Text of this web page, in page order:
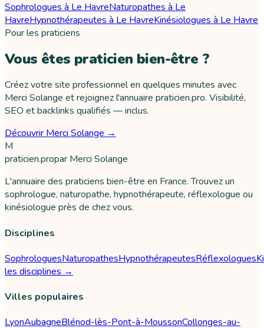
Sophrologues à Le HavreNaturopathes à Le
HavreHypnothérapeutes à Le HavreKinésiologues à Le Havre
Pour les praticiens
Vous êtes praticien bien-être ?
Créez votre site professionnel en quelques minutes avec
Merci Solange et rejoignez l'annuaire praticien.pro. Visibilité,
SEO et backlinks qualifiés — inclus.
Découvrir Merci Solange →
M
praticien.propar Merci Solange
L'annuaire des praticiens bien-être en France. Trouvez un
sophrologue, naturopathe, hypnothérapeute, réflexologue ou
kinésiologue près de chez vous.
Disciplines
SophrologuesNaturopathesHypnothérapeutesRéflexologues
les disciplines →
Villes populaires
LyonAubagneBlénod-lès-Pont-à-MoussonCollonges-au-